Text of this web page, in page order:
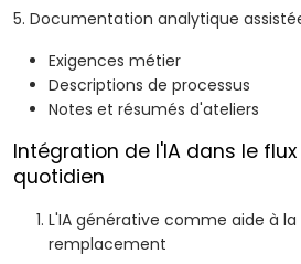
5. Documentation analytique
Exigences métier
Descriptions de processus
Notes et résumés d'ateliers
Intégration de l'IA dans le
quotidien
L'IA générative comme aide à
remplacement